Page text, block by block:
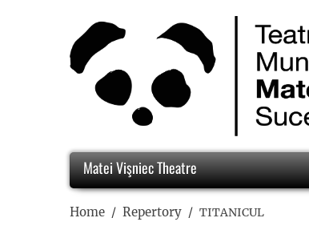
Matei Vişniec Theatre
Home Repertory TITANICUL